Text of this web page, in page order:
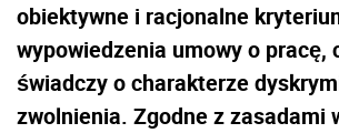
obiektywne i racjonalne
wypowiedzenia umowy o pracę,
świadczy o charakterze
zwolnienia. Zgodne z zasadami